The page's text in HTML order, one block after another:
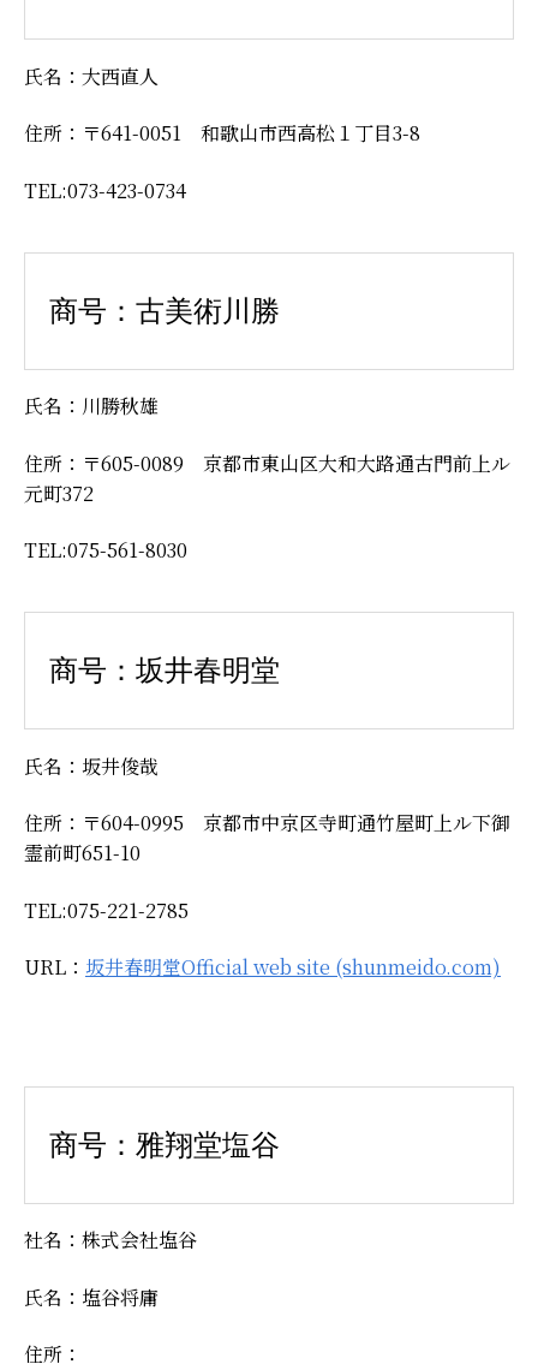
氏名：大西直人
住所：〒641-0051 和歌山市西高松１丁目3-8
TEL:073-423-0734
商号：古美術川勝
氏名：川勝秋雄
住所：〒605-0089 京都市東山区大和大路通古門前上ル
元町372
TEL:075-561-8030
商号：坂井春明堂
氏名：坂井俊哉
住所：〒604-0995 京都市中京区寺町通竹屋町上ル下御
霊前町651-10
TEL:075-221-2785
URL： 坂井春明堂Official web site (shunmeido.com)
商号：雅翔堂塩谷
社名：株式会社塩谷
氏名：塩谷将庸
住所：